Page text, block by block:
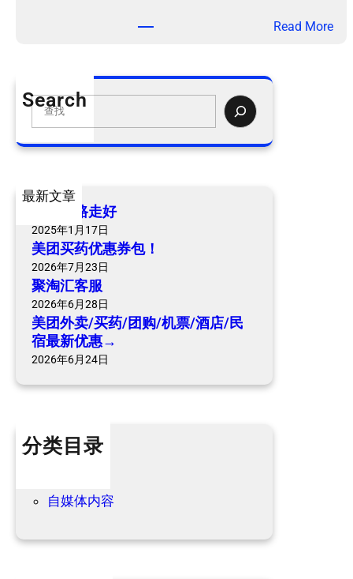
Read More：
Search
S
a
h
最新文章
爷爷一路走好
2025年1月17日
美团买药优惠券包！
2026年7月23日
聚淘汇客服
2026年6月28日
美团外卖/买药/团购/机票/酒店/民
宿最新优惠→
2026年6月24日
分类目录
自媒体内容